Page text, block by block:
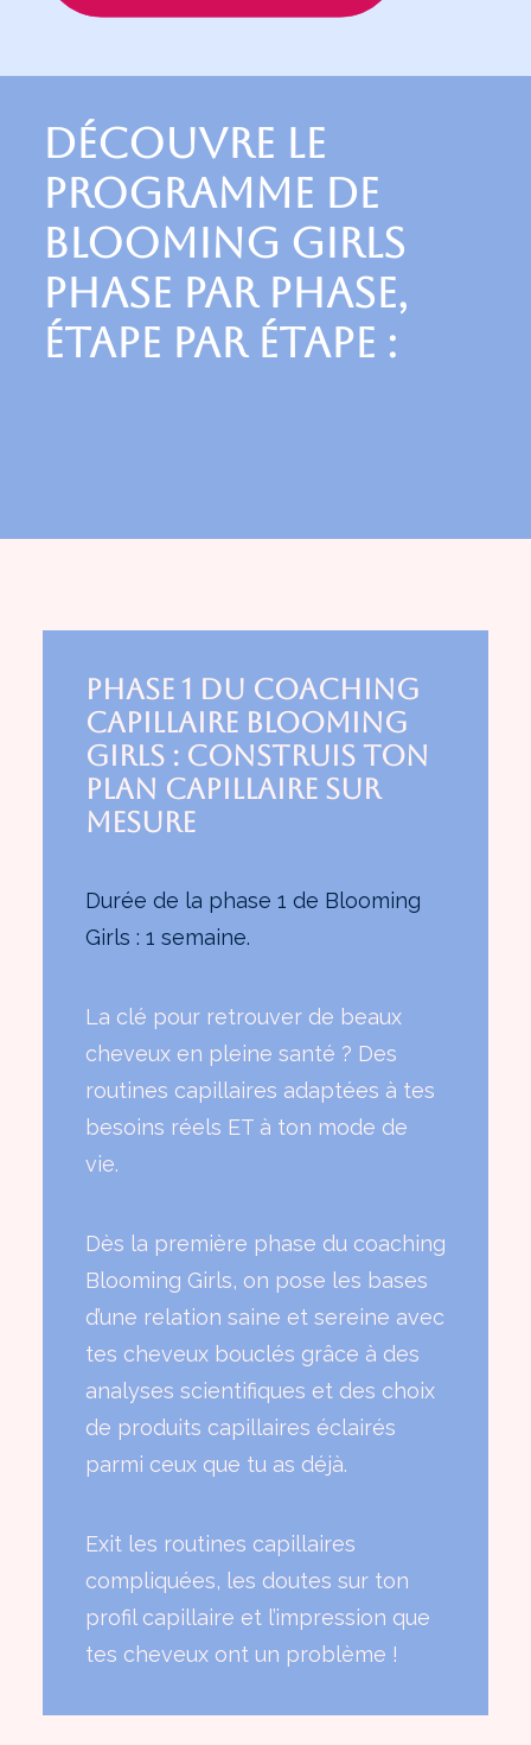
Découvre le
programme de
Blooming Girls
phase par phase,
étape par étape :
Phase 1 du coaching
capillaire Blooming
Girls : Construis ton
plan capillaire sur
mesure
Durée de la phase 1 de Blooming
Girls : 1 semaine.
La clé pour retrouver de beaux
cheveux en pleine santé ? Des
routines capillaires adaptées à tes
besoins réels ET à ton mode de
vie.
Dès la première phase du coaching
Blooming Girls, on pose les bases
d’une relation saine et sereine avec
tes cheveux bouclés grâce à des
analyses scientifiques et des choix
de produits capillaires éclairés
parmi ceux que tu as déjà.
Exit les routines capillaires
compliquées, les doutes sur ton
profil capillaire et l’impression que
tes cheveux ont un problème !